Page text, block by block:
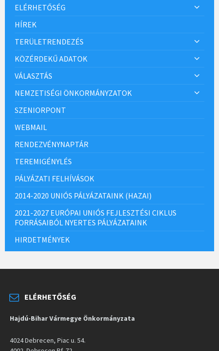
ELÉRHETŐSÉG
HÍREK
TERÜLETRENDEZÉS
KÖZÉRDEKŰ ADATOK
VÁLASZTÁS
NEMZETISÉGI ÖNKORMÁNYZATOK
SZENIORPONT
WEBMAIL
RENDEZVÉNYNAPTÁR
TEREMIGÉNYLÉS
PÁLYÁZATI FELHÍVÁSOK
2014-2020 UNIÓS PÁLYÁZATAINK (HAZAI)
2021-2027 EURÓPAI UNIÓS FEJLESZTÉSI CIKLUS
FORRÁSAIBÓL NYERTES PÁLYÁZATAINK
HIRDETMÉNYEK
ELÉRHETŐSÉG
Hajdú-Bihar Vármegye Önkormányzata
4024 Debrecen, Piac u. 54.